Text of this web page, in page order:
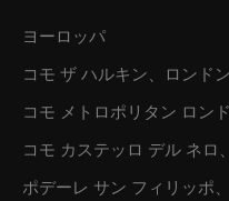
ヨーロッパ
コモ ザ ハルキン、ロンド
コモ メトロポリタン ロン
コモ カステッロ デル ネロ
ポデーレ サン フィリッポ